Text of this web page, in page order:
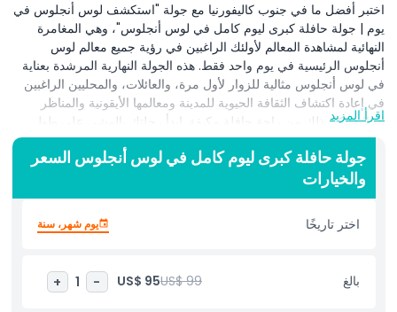
اختبر أفضل ما في جنوب كاليفورنيا مع جولة "استكشف لوس أنجلوس في
يوم | جولة حافلة كبرى ليوم كامل في لوس أنجلوس"، وهي المغامرة
النهائية لمشاهدة المعالم لأولئك الراغبين في رؤية جميع معالم لوس
أنجلوس الرئيسية في يوم واحد فقط. هذه الجولة النهارية المرشدة بعناية
في لوس أنجلوس مثالية للزوار لأول مرة، والعائلات، والمحليين الراغبين
في إعادة اكتشاف الثقافة الحيوية للمدينة ومعالمها الأيقونية والمناظر
الخلابة، كل ذلك من راحة حافلة مكيفة. ابدأ رحلتك بالمشي على طول
ممشى هوليوود الأسطوري، والتقاط الصور عند لافتة هوليوود الشهيرة.
تجول عبر بيفرلي هيلز وعلى طريق روديو، حيث تلتقي الرفاهية
والمشاهير، قبل التوجه إلى مرصد جريفيث ذي الإطلالات البانورامية
الخلابة على لوس أنجلوس. تستمر الجولة بتوقفات عند رصيف سانتا مونيكا
النابض بالحياة وشاطئ فينيسيا الفني، حيث ستغمر نفسك بأجواء الشاطئ
الكاليفورني الكلاسيكية، وفناني الشارع، والمأكولات المحلية. استكشف
على تطور المدينة من خلال تعليق المرشد المباشر والجذاب. مع الكثير من
فرص التصوير، ووقت للاستكشاف، ومسار خالٍ من الضغوط، تتيح لك هذه
اقرأ المزيد
جولة حافلة كبرى ليوم كامل في لوس أنجلوس السعر
والخيارات
اختر تاريخًا يوم شهر، سنة
بالغ US$ 99
US$ 95
-
1
+